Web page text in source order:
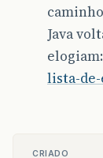
Java
elogiam:
lista-
CRIADO